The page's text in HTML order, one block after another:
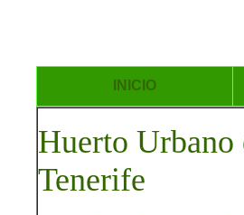
INICIO
Huerto Urbano
Tenerife